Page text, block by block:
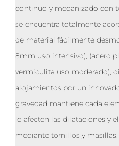
continuo y mecanizado con
se encuentra totalmente
de material fácilmente
8mm uso intensivo), (acero
vermiculita uso moderado),
alojamientos por un
gravedad mantiene cada
le afecten las dilataciones y
mediante tornillos y